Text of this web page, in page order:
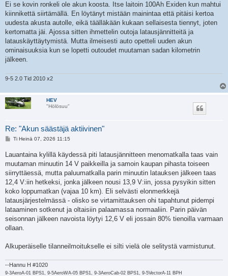
s
t
Ei se kovin ronkeli ole akun koosta. Itse laitoin 100Ah Exiden kun mahtui
kiinnikettä siirtämällä. En löytänyt mistään mainintaa että pitäisi kertoa
uudesta akusta autolle, eikä täälläkään kukaan sellaisesta tiennyt, joten
kertomatta jäi. Ajossa sitten ihmettelin outoja latausjännitteitä ja
latauskäyttäytymistä. Mutta ilmeisesti auto opetteli uuden akun
ominaisuuksia kun se lopetti outoudet muutaman sadan kilometrin
jälkeen.
9-5 2.0 Tid 2010 x2
HEV
"Hölösuu"
Re: "Akun säästäjä aktiivinen"
V
s
t
Ti Heinä 07, 2026 11:15
Lauantaina kylillä käydessä piti latausjännitteen menomatkalla taas vain
muutaman minuutin 14 V paikkeilla ja samoin kaupan pihasta toiseen
siirryttäessä, mutta paluumatkalla parin minuutin latauksen jälkeen taas
12,4 V:iin hetkeksi, jonka jälkeen nousi 13,9 V:iin, jossa pysyikin sitten
koko loppumatkan (vajaa 10 km). Eli selvästi elonmerkkejä
latausjärjestelmässä - olisko se virtamittauksen ohi tapahtunut pidempi
lataaminen sotkenut ja oltaisiin palaamassa normaaliin. Parin päivän
seisonnan jälkeen navoista löytyi 12,6 V eli jossain 80% tienoilla varmaan
ollaan.
Alkuperäiselle tilanneilmoitukselle ei silti vielä ole selitystä varmistunut.
--Hannu H #1020
9-3AeroA-01 BPS1, 9-5AeroWA-05 BPS1, 9-3AeroCab-02 BPS1, 9-5VectorA-11 BPH